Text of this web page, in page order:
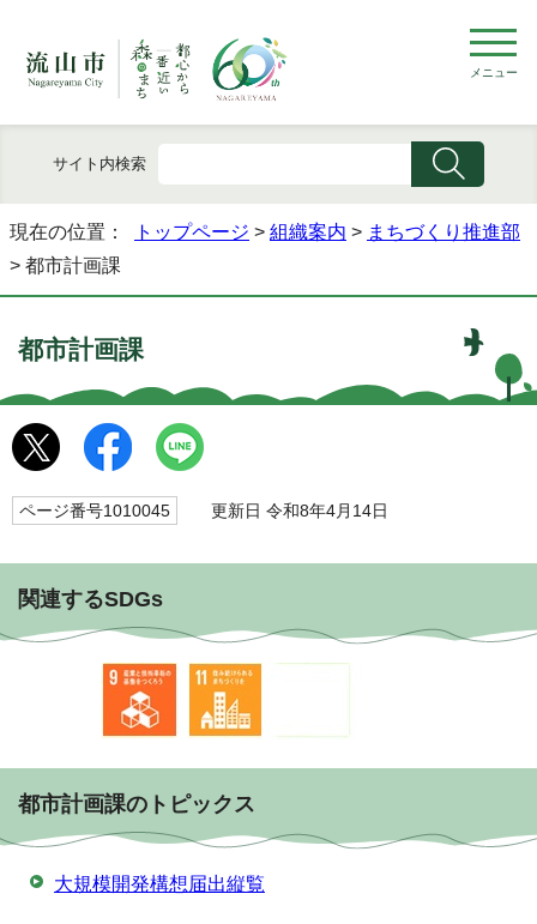
メニュー
サイト内検索
現在の位置： トップページ > 組織案内 > まちづくり推進部
> 都市計画課
都市計画課
ページ番号1010045 更新日 令和8年4月14日
関連するSDGs
都市計画課のトピックス
大規模開発構想届出縦覧